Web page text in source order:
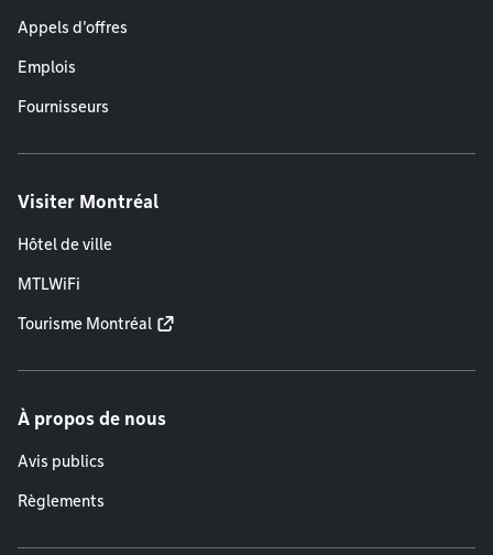
Appels d'offres
Emplois
Fournisseurs
Visiter Montréal
Hôtel de ville
MTLWiFi
Tourisme Montréal
À propos de nous
Avis publics
Règlements